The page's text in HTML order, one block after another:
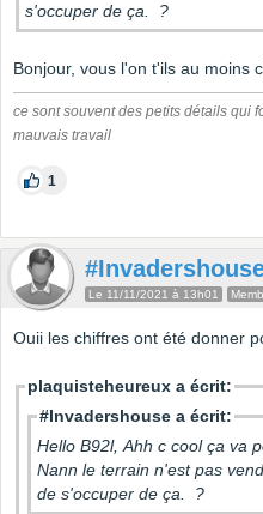
s'occuper de ça. ?
Bonjour, vous l'on t'ils au moins
ce sont souvent des petits détails qui
mauvais travail
1
Le 11/11/2021 à 13h01
Ouii les chiffres ont été donner
plaquisteheureux a écrit:
#Invadershouse a écrit:
Hello B92l, Ahh c cool ça va
Nann le terrain n'est pas
de s'occuper de ça. ?